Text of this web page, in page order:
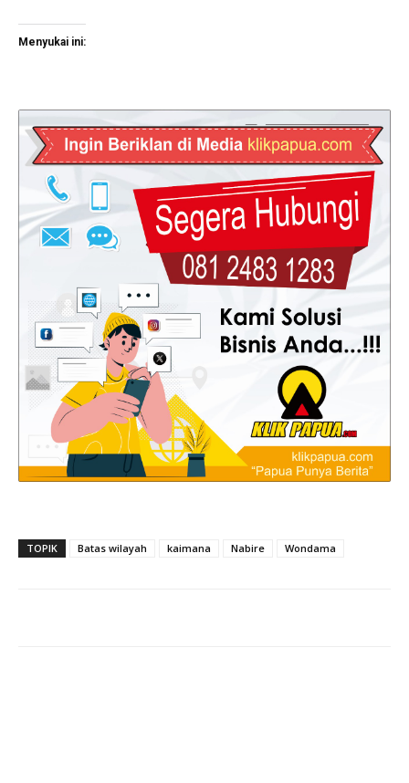
Menyukai ini:
TOPIK Batas wilayah kaimana Nabire Wondama